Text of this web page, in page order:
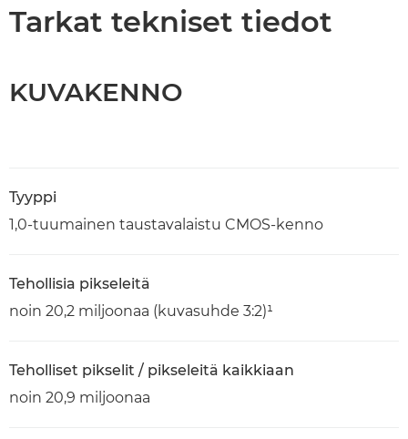
Tarkat tekniset tiedot
KUVAKENNO
Tyyppi
1,0-tuumainen taustavalaistu CMOS-kenno
Tehollisia pikseleitä
noin 20,2 miljoonaa (kuvasuhde 3:2)¹
Teholliset pikselit / pikseleitä kaikkiaan
noin 20,9 miljoonaa